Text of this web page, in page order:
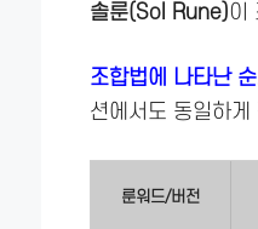
솔룬(Sol Rune)이
조합법에 나타난
션에서도 동일하게
룬워드/버전